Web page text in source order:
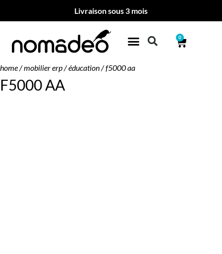
Livraison sous 3 mois
0
home/mobilier erp/éducation/ f5000 aa
F5000 AA